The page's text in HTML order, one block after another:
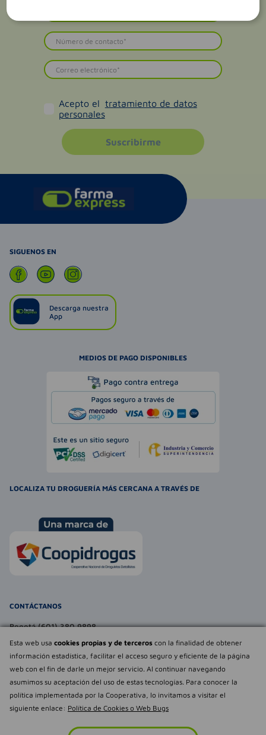
Esta web usa cookies propias y de terceros con la finalidad de obtener
información estadística, facilitar el acceso seguro y eficiente de la página
web con el fin de darle un mejor servicio. Al continuar navegando
asumimos su aceptación del uso de estas tecnologías. Para conocer la
política implementada por la Cooperativa, lo invitamos a visitar el
siguiente enlace: Política de Cookies o Web Bugs
Déjanos tu
opinión
Acepto el tratamiento de datos
personales
Suscribirme
SIGUENOS EN
Descarga nuestra
App
MEDIOS DE PAGO DISPONIBLES
LOCALIZA TU DROGUERÍA MÁS CERCANA A TRAVÉS DE
CONTÁCTANOS
Bogotá (601) 380 9898
atencionalcliente@farmaexpress.com
TE PUEDE INTERESAR
NOSOTROS
Empowered by
Todos los derechos reservados Farmaexpress 2025